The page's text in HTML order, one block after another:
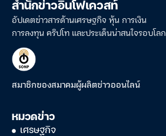
สำนักข่าวอินโฟเควสท์
อัปเดตข่าวสารด้านเศรษฐกิจ หุ้น การเงิน
การลงทุน คริปโท และประเด็นน่าสนใจรอบโลก
สมาชิกของสมาคมผู้ผลิตข่าวออนไลน์
หมวดข่าว
เศรษฐกิจ